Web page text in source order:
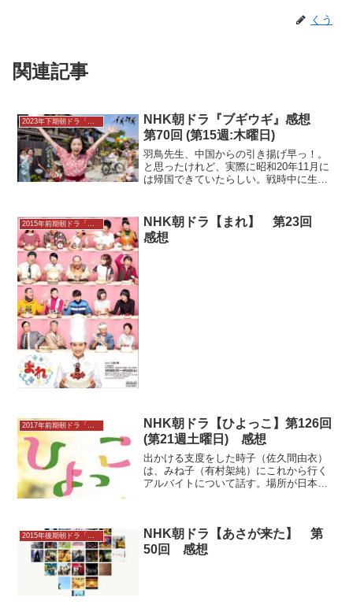
くう
関連記事
NHK朝ドラ『ブギウギ』感想
第70回 (第15週:木曜日)
羽鳥先生、中国からの引き揚げ早っ！。
と思ったけれど、実際に昭和20年11月に
は帰国できていたらしい。戦時中に生ま
での久しぶりの公演。茨田りつ子（菊地
凛子）の歌に続いて...
2015年前期朝ドラ「まれ」
NHK朝ドラ【まれ】 第23回
感想
NHK朝ドラ【ひよっこ】第126回
(第21週土曜日) 感想
出かける支度をした時子（佐久間由衣）
は、みね子（有村架純）にこれから行く
アルバイトについて話す。場所が日本橋
ことがある」と、ある告白...
2015年後期朝ドラ「あさが来た」
NHK朝ドラ【あさが来た】 第
50回 感想